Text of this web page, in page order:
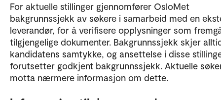
For aktuelle stillinger gjennomfører OsloMet
bakgrunnssjekk av søkere i samarbeid med en
leverandør, for å verifisere opplysninger som
tilgjengelige dokumenter. Bakgrunnssjekk skjer
kandidatens samtykke, og ansettelse i disse
forutsetter godkjent bakgrunnssjekk. Aktuelle
motta nærmere informasjon om dette.